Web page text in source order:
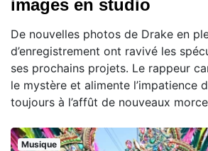
images en studio
De nouvelles photos de Drake en
d’enregistrement ont ravivé les
ses prochains projets. Le rappeur
le mystère et alimente l’impatience
toujours à l’affût de nouveaux
Musique